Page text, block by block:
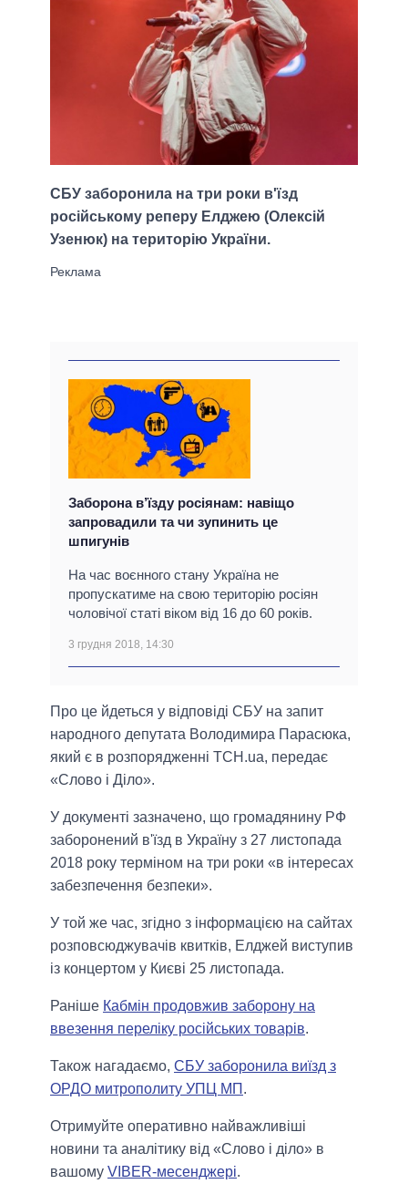
СБУ заборонила на три роки в'їзд
російському реперу Елджею (Олексій
Узенюк) на територію України.
Заборона в’їзду росіянам: навіщо
запровадили та чи зупинить це
шпигунів
На час воєнного стану Україна не
пропускатиме на свою територію росіян
чоловічої статі віком від 16 до 60 років.
3 грудня 2018, 14:30
Про це йдеться у відповіді СБУ на запит
народного депутата Володимира Парасюка,
який є в розпорядженні ТСН.uа, передає
«Слово і Діло».
У документі зазначено, що громадянину РФ
заборонений в'їзд в Україну з 27 листопада
2018 року терміном на три роки «в інтересах
забезпечення безпеки».
У той же час, згідно з інформацією на сайтах
розповсюджувачів квитків, Елджей виступив
із концертом у Києві 25 листопада.
Раніше Кабмін продовжив заборону на
ввезення переліку російських товарів.
Також нагадаємо, СБУ заборонила виїзд з
ОРДО митрополиту УПЦ МП .
Отримуйте оперативно найважливіші
новини та аналітику від «Слово і діло» в
вашому VIBER-месенджері.